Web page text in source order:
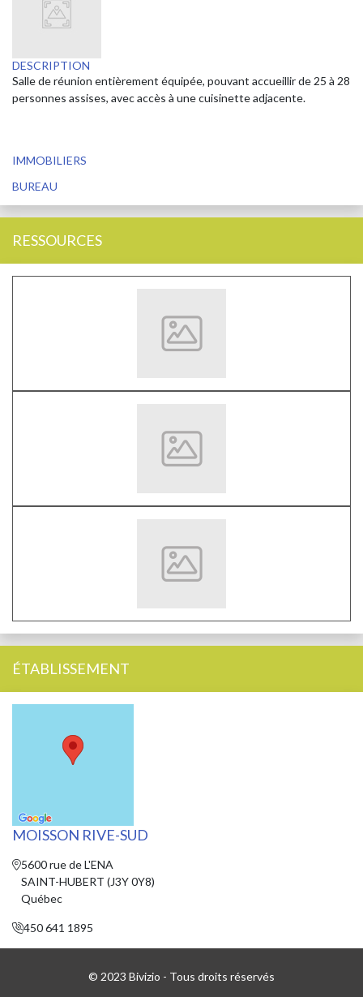
DESCRIPTION
Salle de réunion entièrement équipée, pouvant accueillir de 25 à 28
personnes assises, avec accès à une cuisinette adjacente.
IMMOBILIERS
BUREAU
RESSOURCES
ÉTABLISSEMENT
MOISSON RIVE-SUD
5600 rue de L'ENA
SAINT-HUBERT (J3Y 0Y8)
Québec
450 641 1895
© 2023 Bivizio - Tous droits réservés